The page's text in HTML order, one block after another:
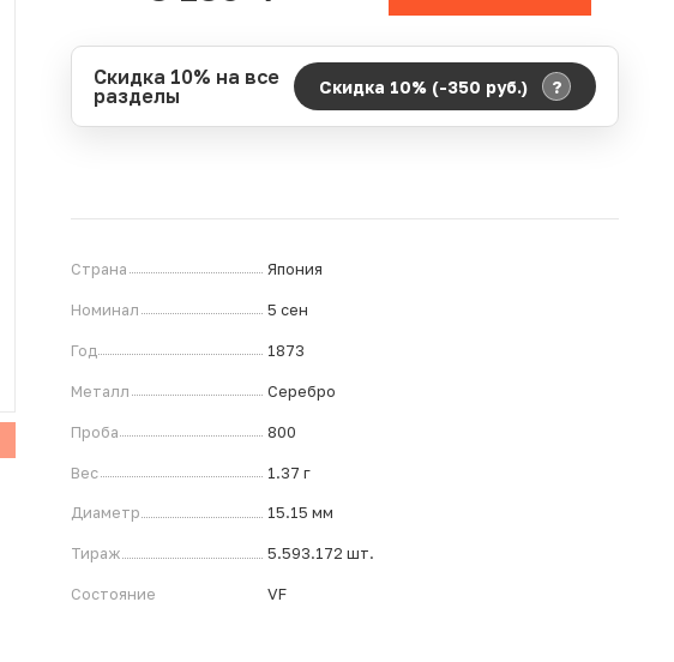
Скидка 10% на все
разделы
Скидка 10% (-350 руб.) ?
Страна Япония
Номинал 5 сен
Год 1873
Металл Серебро
Проба 800
Вес 1.37 г
Диаметр 15.15 мм
Тираж 5.593.172 шт.
Состояние VF